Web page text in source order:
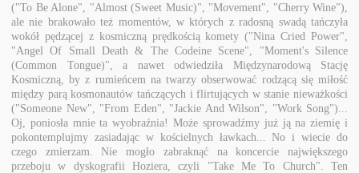
("To Be Alone", "Almost (Sweet Music)", "Movement", "Cherry Wine"),
ale nie brakowało też momentów, w których z radosną swadą tańczyła
wokół pędzącej z kosmiczną prędkością komety ("Nina Cried Power",
"Angel Of Small Death & The Codeine Scene", "Moment's Silence
(Common Tongue)", a nawet odwiedziła Międzynarodową Stację
Kosmiczną, by z rumieńcem na twarzy obserwować rodzącą się miłość
między parą kosmonautów tańczących i flirtujących w stanie nieważkości
("Someone New", "From Eden", "Jackie And Wilson", "Work Song")...
Oj, poniosła mnie ta wyobraźnia! Może sprowadźmy już ją na ziemię i
pokontemplujmy zasiadając w kościelnych ławkach... No i wiecie do
czego zmierzam. Nie mogło zabraknąć na koncercie największego
przeboju w dyskografii Hoziera, czyli "Take Me To Church". Ten